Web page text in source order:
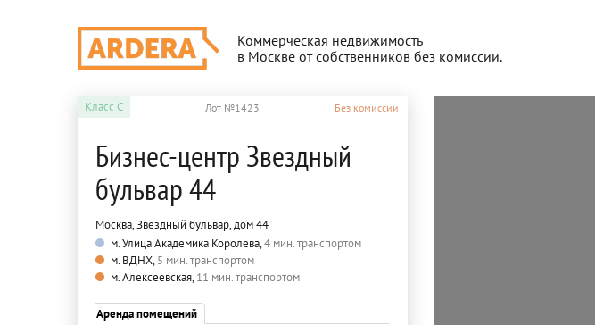
Коммерческая недвижимость
в Москве от собственников без комиссии.
Класс C Лот №1423 Без комиссии
Бизнес-центр Звездный
бульвар 44
Москва, Звёздный бульвар, дом 44
м. Улица Академика Королева,4 мин. транспортом
м. ВДНХ,5 мин. транспортом
м. Алексеевская,11 мин. транспортом
Аренда помещений